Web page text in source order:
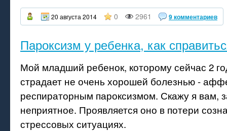
20 августа 2014 0 2961 9 комментариев
Пароксизм у ребенка, как
Мой младший ребенок, которому сейчас 2
страдает не очень хорошей болезнью -
респираторным пароксизмом. Скажу я вам,
неприятное. Проявляется оно в потери
стрессовых ситуациях.